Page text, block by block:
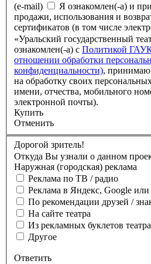
(e-mail)
Я ознакомлен(-а) и
продажи, использования и
сертификатов (в том числе электронных) в ГАУК СО
«Уральский государственный
ознакомлен(-а) с Политикой
отношении обработки
конфиденциальности), принимаю её, и даю своё согласие
на обработку своих
имени, отчества, мобильного
электронной почты).
Купить
Отменить
Дорогой зритель!
Откуда Вы узнали о данном
Наружная (городская) реклама
Реклама по ТВ / радио
Реклама в Яндекс, Google или
По рекомендации друзей /
На сайте театра
Из рекламных буклетов театра
Другое
Ответить